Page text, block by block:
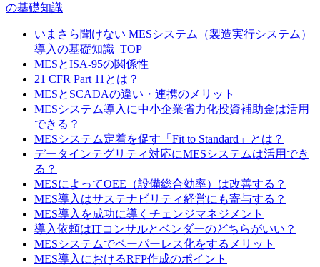
の基礎知識
いまさら聞けない MESシステム（製造実行システム）
導入の基礎知識_TOP
MESとISA-95の関係性
21 CFR Part 11とは？
MESとSCADAの違い・連携のメリット
MESシステム導入に中小企業省力化投資補助金は活用
できる？
MESシステム定着を促す「Fit to Standard」とは？
データインテグリティ対応にMESシステムは活用でき
る？
MESによってOEE（設備総合効率）は改善する？
MES導入はサステナビリティ経営にも寄与する？
MES導入を成功に導くチェンジマネジメント
導入依頼はITコンサルとベンダーのどちらがいい？
MESシステムでペーパーレス化をするメリット
MES導入におけるRFP作成のポイント